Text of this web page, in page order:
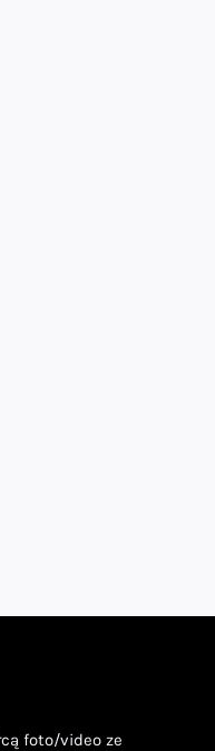
foto/video ze